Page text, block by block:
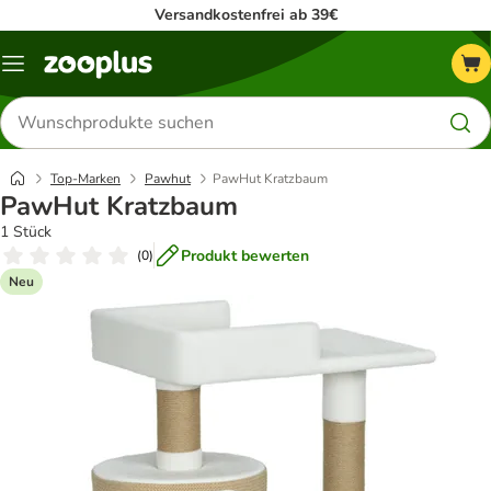
Versandkostenfrei ab 39€
Menü
Produkte
suchen
Top-Marken Pawhut PawHut Kratzbaum
PawHut Kratzbaum
1 Stück
(0) Produkt bewerten
Neu